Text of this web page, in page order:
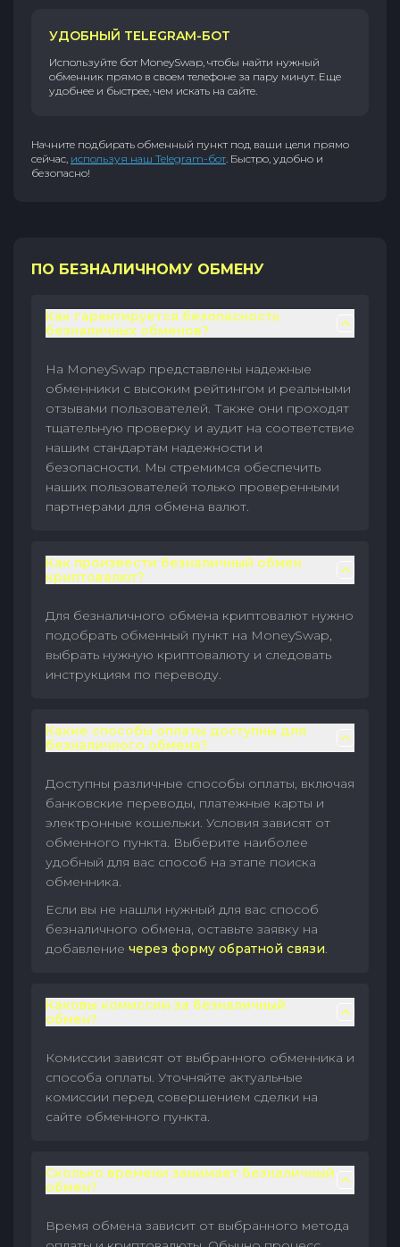
УДОБНЫЙ TELEGRAM-БОТ
Используйте бот MoneySwap, чтобы найти нужный
обменник прямо в своем телефоне за пару минут. Еще
удобнее и быстрее, чем искать на сайте.
Начните подбирать обменный пункт под ваши цели прямо
сейчас, используя наш Telegram-бот. Быстро, удобно и
безопасно!
ПО БЕЗНАЛИЧНОМУ ОБМЕНУ
Как гарантируется безопасность
безналичных обменов?
На MoneySwap представлены надежные
обменники с высоким рейтингом и реальными
отзывами пользователей. Также они проходят
тщательную проверку и аудит на соответствие
нашим стандартам надежности и
безопасности. Мы стремимся обеспечить
наших пользователей только проверенными
партнерами для обмена валют.
Как произвести безналичный обмен
криптовалют?
Для безналичного обмена криптовалют нужно
подобрать обменный пункт на MoneySwap,
выбрать нужную криптовалюту и следовать
инструкциям по переводу.
Какие способы оплаты доступны для
безналичного обмена?
Доступны различные способы оплаты, включая
банковские переводы, платежные карты и
электронные кошельки. Условия зависят от
обменного пункта. Выберите наиболее
удобный для вас способ на этапе поиска
обменника.
Если вы не нашли нужный для вас способ
безналичного обмена, оставьте заявку на
добавление через форму обратной связи.
Каковы комиссии за безналичный
обмен?
Комиссии зависят от выбранного обменника и
способа оплаты. Уточняйте актуальные
комиссии перед совершением сделки на
сайте обменного пункта.
Сколько времени занимает безналичный
обмен?
Время обмена зависит от выбранного метода